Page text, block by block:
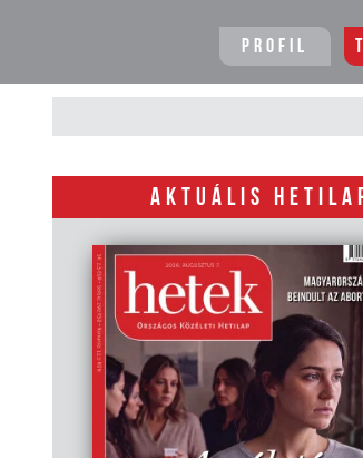
Profil
AKTUÁLIS